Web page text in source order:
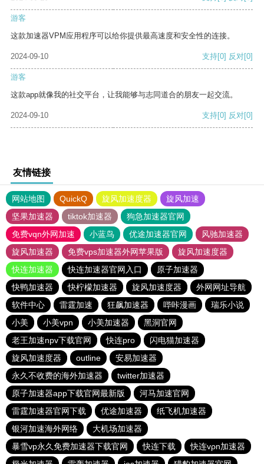
游客
这款加速器VPM应用程序可以给你提供最高速度和安全性的连接。
2024-09-10 支持[0] 反对[0]
游客
这款app就像我的社交平台，让我能够与志同道合的朋友一起交流。
2024-09-10 支持[0] 反对[0]
友情链接
网站地图 QuickQ 旋风加速度器
旋风加速
坚果加速器
tiktok加速器
狗急加速器官网
免费vqn外网加速
小蓝鸟 优途加速器官网
风驰加速器
旋风加速器
免费vps加速器外网苹果版
旋风加速度器
快连加速器
快连加速器官网入口
原子加速器
快鸭加速器
快柠檬加速器 旋风加速度器
外网网址导航
软件中心
雷霆加速 狂飙加速器 哔咔漫画
瑞乐小说
小美
小美vpn 小美加速器
黑洞官网
老王加速npv下载官网
快连pro
闪电猫加速器
旋风加速度器
outline
安易加速器
永久不收费的海外加速器
twitter加速器
原子加速器app下载官网最新版
河马加速官网
雷霆加速器官网下载
优途加速器
纸飞机加速器
银河加速海外网络
大机场加速器
暴雪vp永久免费加速器下载官网
快连下载
快连vρn加速器